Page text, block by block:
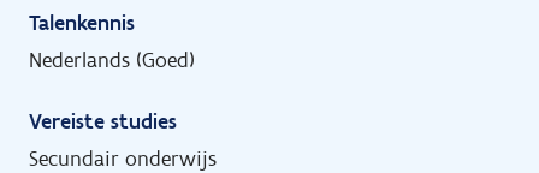
Talenkennis
Nederlands (Goed)
Vereiste studies
Secundair onderwijs